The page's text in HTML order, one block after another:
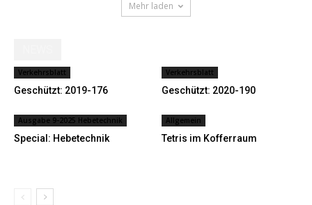
Mehr laden
Verkehrsblatt
Geschützt: 2019-176
Verkehrsblatt
Geschützt: 2020-190
Ausgabe 9-2025 Hebetechnik
Special: Hebetechnik
Allgemein
Tetris im Kofferraum